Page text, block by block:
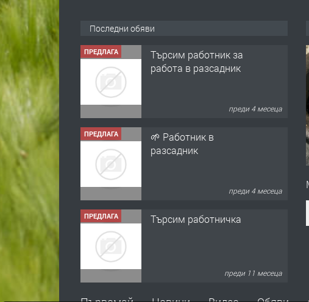
Последни обяви
ПРЕДЛАГА
Търсим работник за
работа в разсадник
преди 4 месеца
ПРЕДЛАГА
🌱 Работник в
разсадник
преди 4 месеца
ПРЕДЛАГА Търсим работничка
преди 11 месеца
ПРЕДЛАГА